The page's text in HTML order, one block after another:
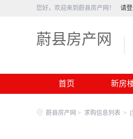
您好，欢迎来到蔚县房产网！ 请
蔚县房产网
首页 新房
蔚县房产网 > 求购信息列表 > [